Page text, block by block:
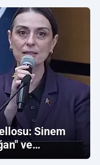
Sinem
ve